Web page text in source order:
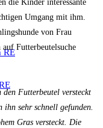
RE
die Kinder interessante
Umgang mit ihm.
von Frau
Futterbeutelsuche
Futterbeutel versteckt
ihn sehr schnell gefunden.
Gras versteckt. Die